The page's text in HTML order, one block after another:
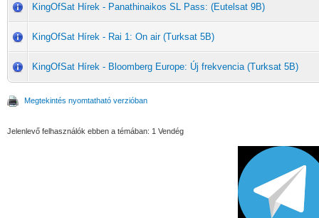
KingOfSat Hírek - Panathinaikos SL Pass: (Eutelsat 9B)
KingOfSat Hírek - Rai 1: On air (Turksat 5B)
KingOfSat Hírek - Bloomberg Europe: Új frekvencia (Turksat 5B)
Megtekintés nyomtatható verzióban
Jelenlevő felhasználók ebben a témában: 1 Vendég